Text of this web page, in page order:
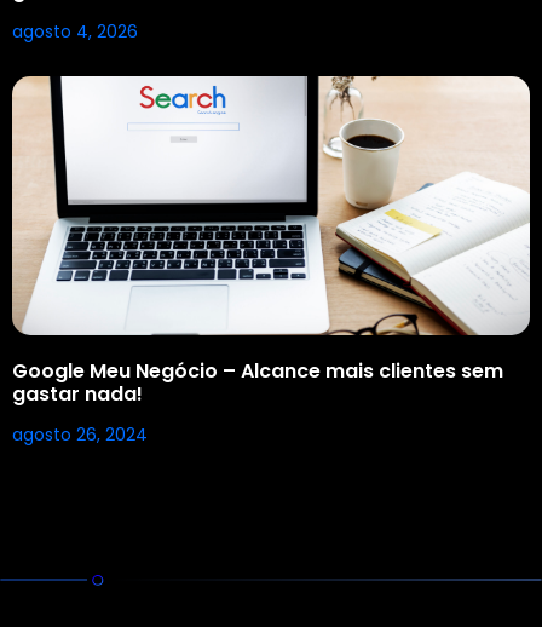
agosto 4, 2026
Google Meu Negócio – Alcance mais clientes sem
gastar nada!
agosto 26, 2024